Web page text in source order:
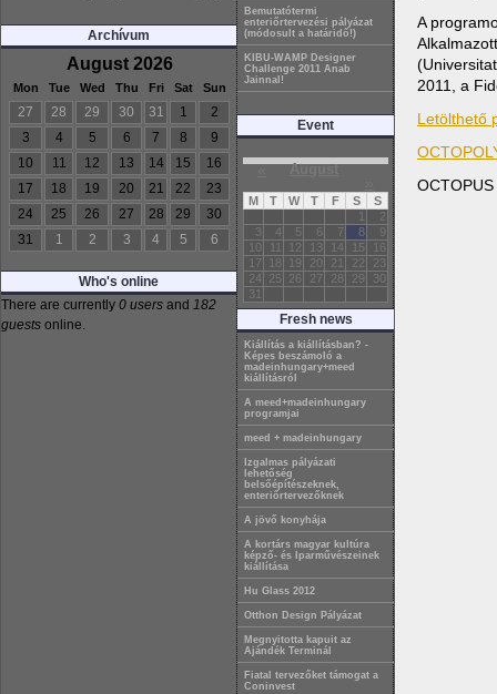
Archívum
August 2026
Mon Tue Wed Thu Fri Sat Sun
27 28 29 30 31 1
2
3
4 5 6 7 8
9
10
11 12 13 14 15
16
17
18 19 20 21 22
23
24
25 26 27 28 29
30
31
1 2 3 4 5 6
Who's online
There are currently 0 users and 182
guests online.
Bemutatótermi
enteriőrtervezési pályázat
(módosult a határidő!)
KIBU-WAMP Designer
Challenge 2011 Anab
Jainnal!
Event
« August
M T W T F S
S
1
2
3
4 5 6 7 8
9
10
11 12 13 14 15
16
17
18 19 20 21 22
23
24
25 26 27 28 29
30
31
Fresh news
Kiállítás a kiállításban? -
Képes beszámoló a
madeinhungary+meed
kiállításról
A meed+madeinhungary
programjai
meed + madeinhungary
Izgalmas pályázati
lehetőség
belsőépítészeknek,
enteriőrtervezőknek
A jövő konyhája
A kortárs magyar kultúra
képző- és Iparművészeinek
kiállítása
Hu Glass 2012
Otthon Design Pályázat
Megnyitotta kapuit az
Ajándék Terminál
Fiatal tervezőket támogat a
Coninvest
A
2011, a
Letölthető